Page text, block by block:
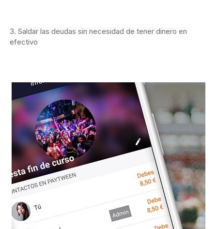
3. Saldar las deudas sin necesidad de tener dinero en
efectivo